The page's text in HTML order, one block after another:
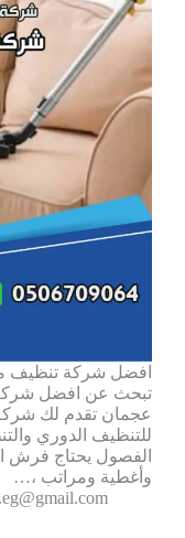
افضل شركة تنظيف
تبحث عن افضل
عجمان تقدم لك
للتنظيف الدوري
الفصول يحتاج فرش
وأغطية ومراتب ،…